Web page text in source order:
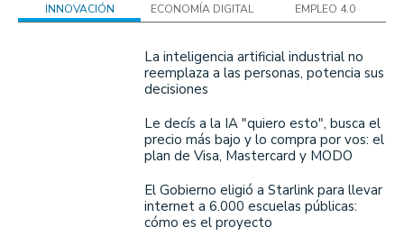
INNOVACIÓN ECONOMÍA DIGITAL EMPLEO 4.0
La inteligencia artificial industrial no
reemplaza a las personas, potencia sus
decisiones
Le decís a la IA "quiero esto", busca el
precio más bajo y lo compra por vos: el
plan de Visa, Mastercard y MODO
El Gobierno eligió a Starlink para llevar
internet a 6.000 escuelas públicas:
cómo es el proyecto